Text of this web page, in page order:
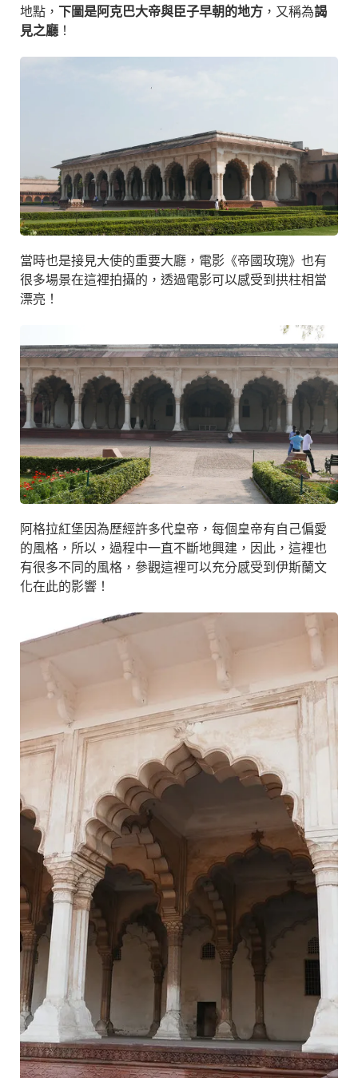
地點， 下圖是阿克巴大帝與臣子早朝的地方 ，又稱為謁
見之廳 ！
當時也是接見大使的重要大廳，電影《帝國玫瑰》也有
很多場景在這裡拍攝的，透過電影可以感受到拱柱相當
漂亮！
阿格拉紅堡因為歷經許多代皇帝，每個皇帝有自己偏愛
的風格，所以，過程中一直不斷地興建，因此，這裡也
有很多不同的風格，參觀這裡可以充分感受到伊斯蘭文
化在此的影響！